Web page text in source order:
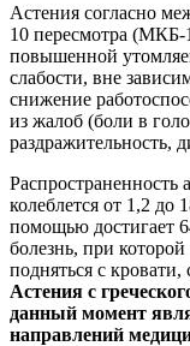
Астения согласно
10 пересмотра (МКБ-
повышенной
слабости, вне
снижение
из жалоб (боли в
раздражительность,
Распространенность
колеблется от 1,2 до
помощью достигает
болезнь, при
подняться с
Астения с
данный момент
направлений